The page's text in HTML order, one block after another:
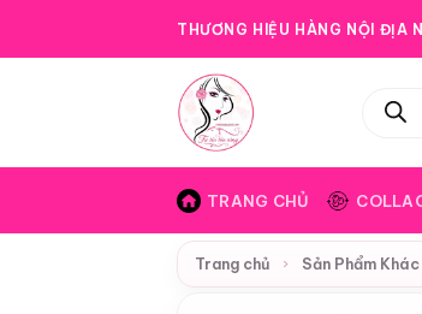
THƯƠNG HIỆU HÀNG NỘI ĐỊA
kiếm
TRANG CHỦ
Trang chủ › Sản Phẩm Khác